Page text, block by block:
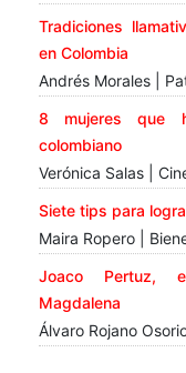
Tradiciones
en Colombia
Andrés Morales |
8 mujeres que
colombiano
Verónica Salas |
Siete tips para
Maira Ropero |
Joaco Pertuz,
Magdalena
Álvaro Rojano